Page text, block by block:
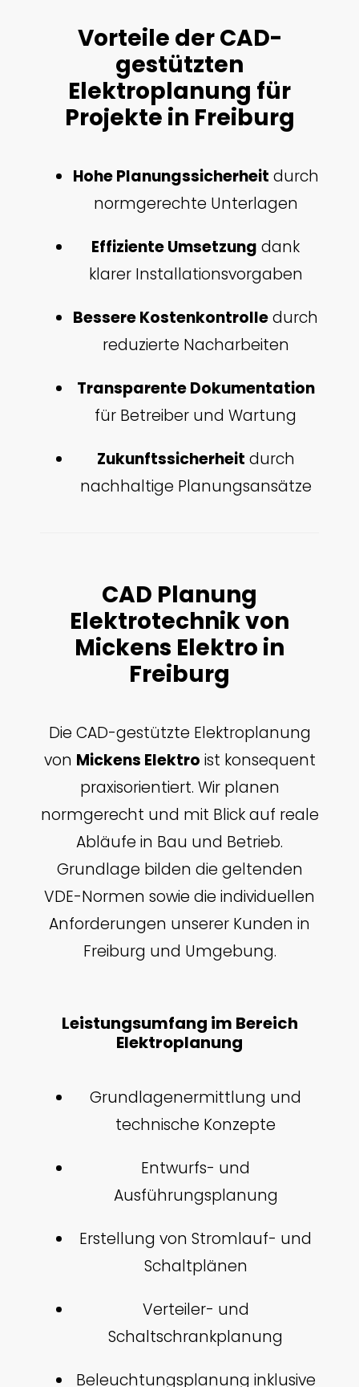
Vorteile der CAD-
gestützten
Elektroplanung für
Projekte in Freiburg
Hohe Planungssicherheit durch
normgerechte Unterlagen
Effiziente Umsetzung dank
klarer Installationsvorgaben
Bessere Kostenkontrolledurch
reduzierte Nacharbeiten
Transparente Dokumentation
für Betreiber und Wartung
Zukunftssicherheit durch
nachhaltige Planungsansätze
CAD Planung
Elektrotechnik von
Mickens Elektro in
Freiburg
Die CAD-gestützte Elektroplanung
von Mickens Elektro ist konsequent
praxisorientiert. Wir planen
normgerecht und mit Blick auf reale
Abläufe in Bau und Betrieb.
Grundlage bilden die geltenden
VDE-Normen sowie die individuellen
Anforderungen unserer Kunden in
Freiburg und Umgebung.
Leistungsumfang im Bereich
Elektroplanung
Grundlagenermittlung und
technische Konzepte
Entwurfs- und
Ausführungsplanung
Erstellung von Stromlauf- und
Schaltplänen
Verteiler- und
Schaltschrankplanung
Beleuchtungsplanung inklusive